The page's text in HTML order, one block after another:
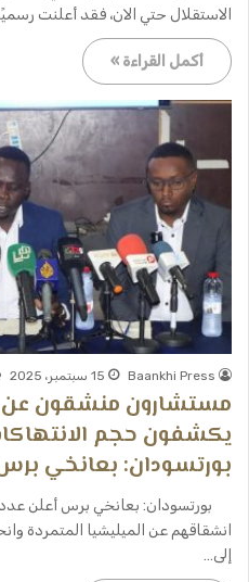
الاستقلال حتي الان، فقد أعلنت
أكمل القراءة »
Baankhi Press 15 سبتمبر، 2025
مستشارون منشقون عن
يكشفون حجم الانتهاكات
بورتسودان: بعانخي
بورتسودان: بعانخي برس أعلن عدد
انشقاقهم عن الميليشيا المتمردة
إلى…